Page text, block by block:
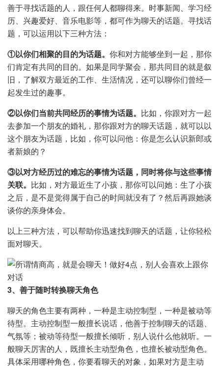
善于寻找话题的人，跟任何人都聊得来。时事新闻、学习经
历、兴趣爱好、音乐电影等，都可作为聊天的话题。寻找话
题，可以运用以下三种方法：
①以你们相聚的目的为话题。 你和对方能够坐到一起，那你
们肯定有共同的目的。如果是同学聚会，那共同目的就是叙
旧，了解双方最近的工作、生活情况，还可以聊你们曾经一
起发生过的趣事。
②以你们当前共同经历的事情为话题。 比如，你跟对方一起
去参加一个朋友的婚礼，那你跟对方的聊天话题，就可以以
这个朋友为话题，比如，你可以问他：你是怎么认识新郎或
者新娘的？
③以对方经历过的难忘的事情为话题，同时将你与这些事情
关联。 比如，对方最近生了小孩，那你可以问她：生了小孩
之后，是不是觉得属于自己的时间就没有了？然后再跟她谈
谈你的亲身体会。
以上三种方法，可以帮助你迅速找到聊天的话题，让你轻松
面对聊天。
3、善于随时转换聊天角色
聊天的角色主要有两种，一种是主动控制型，一种是被动等
待型。主动控制型一般擅长说话，他善于控制聊天的话题、
气氛等；被动等待型一般擅长倾听，别人说什么他就听。一
般聊天厉害的人，既擅长主动型角色，也擅长被动型角色。
具体采用哪种角色，你要看聊天的对象，如果对方是主动